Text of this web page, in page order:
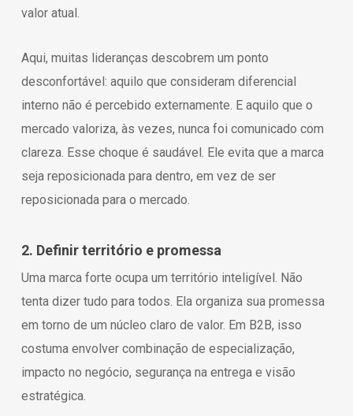
valor atual.
Aqui, muitas lideranças descobrem um ponto
desconfortável: aquilo que consideram diferencial
interno não é percebido externamente. E aquilo que o
mercado valoriza, às vezes, nunca foi comunicado com
clareza. Esse choque é saudável. Ele evita que a marca
seja reposicionada para dentro, em vez de ser
reposicionada para o mercado.
2. Definir território e promessa
Uma marca forte ocupa um território inteligível. Não
tenta dizer tudo para todos. Ela organiza sua promessa
em torno de um núcleo claro de valor. Em B2B, isso
costuma envolver combinação de especialização,
impacto no negócio, segurança na entrega e visão
estratégica.